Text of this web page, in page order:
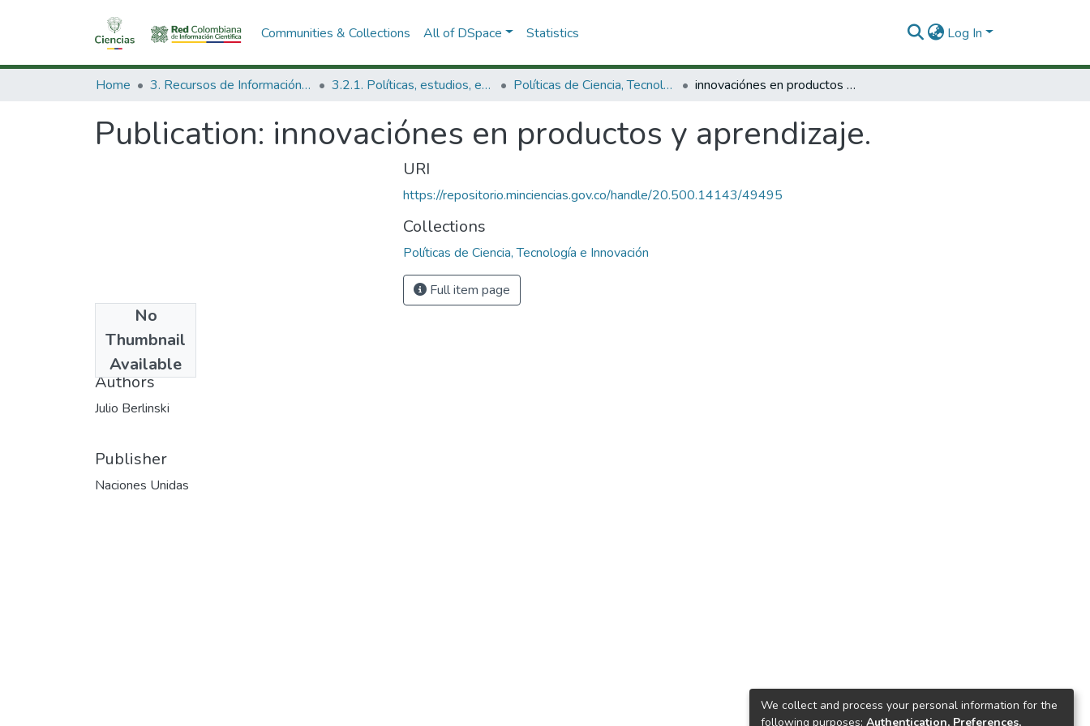
Communities & Collections All of DSpace Statistics Log In
Home 3. Recursos de Información Científica y Tecnológica 3.2.1. Políticas, estudios, evaluaciones e indicadores de CTeI Políticas de Ciencia, Tecnología e Innovación innovaciónes en productos y aprendizaje.
Publication: innovaciónes en productos y aprendizaje.
No
Thumbnail
Available
1982
Authors
Julio Berlinski
Publisher
Naciones Unidas
URI
https://repositorio.minciencias.gov.co/handle/20.500.14143/49495
Collections
Políticas de Ciencia, Tecnología e Innovación
Full item page
We collect and process your personal information for the
following purposes: Authentication, Preferences,